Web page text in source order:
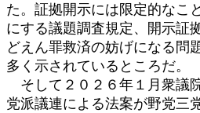
た。証拠開示には限定的なこ
にする議題調査規定、開示証
どえん罪救済の妨げになる問
多く示されているところだ。
そして２０２６年１月衆議
党派議連による法案が野党三